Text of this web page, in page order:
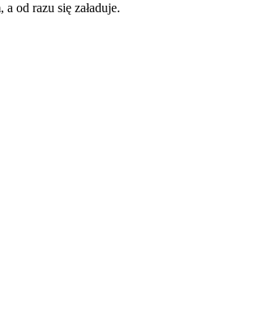
od razu się załaduje.